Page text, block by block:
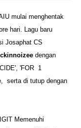
mulai menghentak
hari. Lagu baru
Josaphat CS
dengan
'FOR 1
serta di tutup dengan
Memenuhi